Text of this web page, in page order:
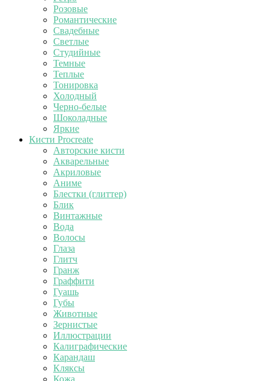
Розовые
Романтические
Свадебные
Светлые
Студийные
Темные
Теплые
Тонировка
Холодный
Черно-белые
Шоколадные
Яркие
Кисти Procreate
Авторские кисти
Акварельные
Акриловые
Аниме
Блестки (глиттер)
Блик
Винтажные
Вода
Волосы
Глаза
Глитч
Гранж
Граффити
Гуашь
Губы
Животные
Зернистые
Иллюстрации
Калиграфические
Карандаш
Кляксы
Кожа